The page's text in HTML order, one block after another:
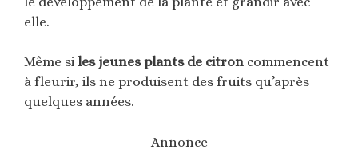
elle.
Même si les jeunes plants de citron commencent
à fleurir, ils ne produisent des fruits qu’après
quelques années.
Annonce